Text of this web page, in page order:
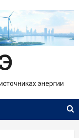
энергии